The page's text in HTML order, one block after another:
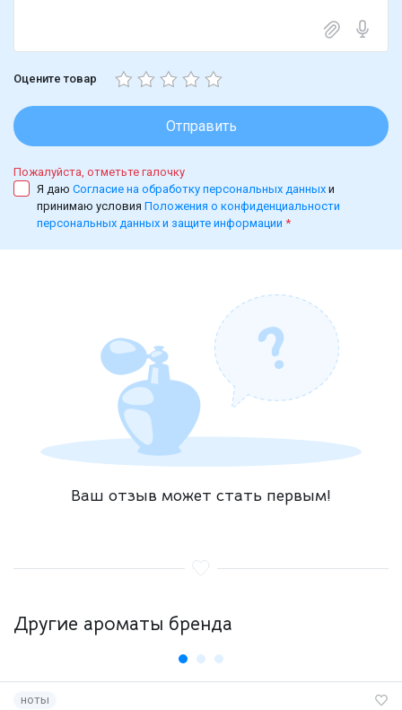
Оцените товар
Отправить
Пожалуйста, отметьте галочку
Я даю Согласие на обработку персональных данных и
принимаю условия Положения о конфиденциальности
персональных данных и защите информации *
Ваш отзыв может стать первым!
Другие ароматы бренда
ноты